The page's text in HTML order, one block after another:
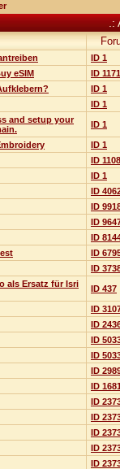
.:
ID 1
eSIM
ID
ID 1
ID 1
and setup your
ID 1
ID 1
ID
ID 1
ID
ID
ID
ID
ID
ID
als Ersatz für Isri
ID 437
ID
ID
ID
ID
ID
ID
ID
ID
ID
ID
ID